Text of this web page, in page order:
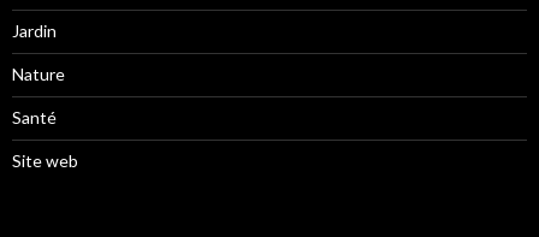
Jardin
Nature
Santé
Site web